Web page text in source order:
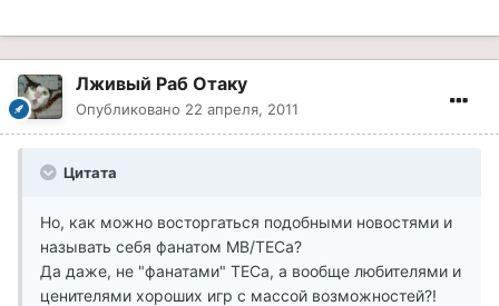
Лживый Раб Отаку
Опубликовано 22 апреля, 2011
Цитата
Но, как можно восторгаться подобными новостями и
называть себя фанатом МВ/ТЕСа?
Да даже, не "фанатами" ТЕСа, а вообще любителями и
ценителями хороших игр с массой возможностей?!